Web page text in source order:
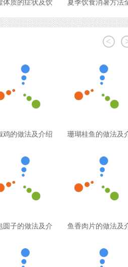
体质的症状及饮 夏季饮食消暑方法
<
鸡的做法及介绍 珊瑚桂鱼的做法及
圆子的做法及介 鱼香肉片的做法及